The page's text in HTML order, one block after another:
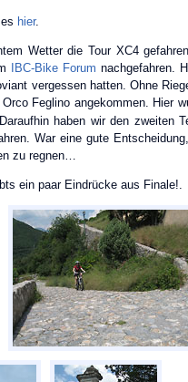
hier.
Wetter die Tour XC4
IBC-Bike Forum nachgefahren.
vergessen hatten. Ohne
Feglino angekommen. Hier
haben wir den zweiten
War eine gute
zu regnen…
ein paar Eindrücke aus Finale!.